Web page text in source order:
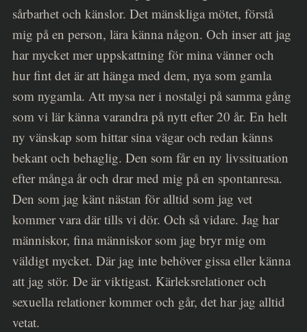
sårbarhet och känslor. Det mänskliga mötet, förstå
mig på en person, lära känna någon. Och inser att jag
har mycket mer uppskattning för mina vänner och
hur fint det är att hänga med dem, nya som gamla
som nygamla. Att mysa ner i nostalgi på samma gång
som vi lär känna varandra på nytt efter 20 år. En helt
ny vänskap som hittar sina vägar och redan känns
bekant och behaglig. Den som får en ny livssituation
efter många år och drar med mig på en spontanresa.
Den som jag känt nästan för alltid som jag vet
kommer vara där tills vi dör. Och så vidare. Jag har
människor, fina människor som jag bryr mig om
väldigt mycket. Där jag inte behöver gissa eller känna
att jag stör. De är viktigast. Kärleksrelationer och
sexuella relationer kommer och går, det har jag alltid
vetat.
Search
for: